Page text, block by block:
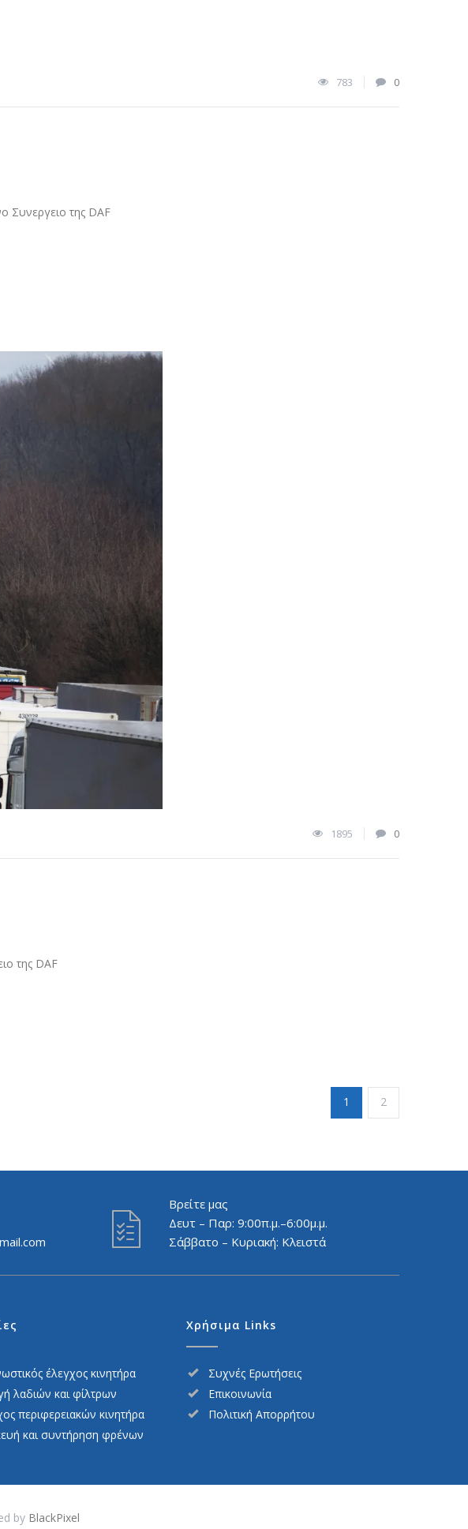
783 0
Συνεργειο της DAF
1895 0
της DAF
1 2
Βρείτε μας
Δευτ – Παρ: 9:00π.μ.–6:00μ.μ.
Σάββατο – Κυριακή: Κλειστά
έλεγχος κινητήρα
λαδιών και φίλτρων
περιφερειακών κινητήρα
και συντήρηση φρένων
Χρήσιμα Links
Συχνές Ερωτήσεις
Επικοινωνία
Πολιτική Απορρήτου
by BlackPixel